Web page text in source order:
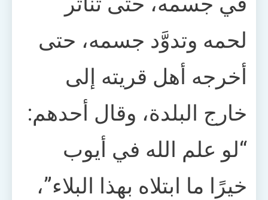
لحمه وتدوَّد جسمه، حتى
أخرجه أهل قريته إلى
خارج البلدة، وقال أحدهم:
“لو علم الله في أيوب
خيرًا ما ابتلاه بهذا البلاء”،